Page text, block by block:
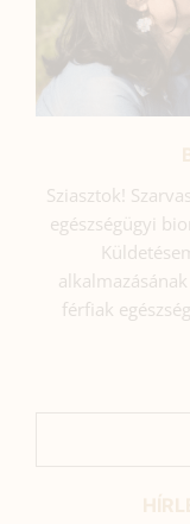
Sziasztok!
egészségügyi
férfiak